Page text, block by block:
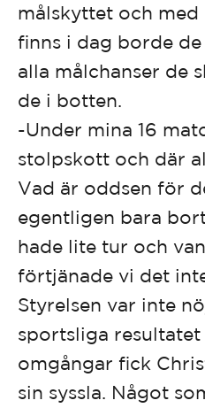
målskyttet och med
finns i dag borde
alla målchanser de
de i botten.
-Under mina 16
stolpskott och där
Vad är oddsen för
egentligen bara
hade lite tur och
förtjänade vi det
Styrelsen var inte
sportsliga
omgångar fick
sin syssla. Något